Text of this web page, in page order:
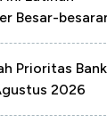
Besar-
Prioritas Bank
2026